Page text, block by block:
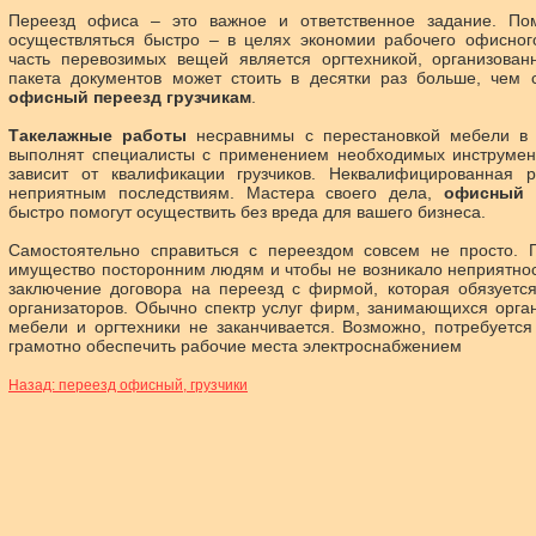
Переезд офиса – это важное и ответственное задание.
осуществляться быстро – в целях экономии рабочего
часть перевозимых вещей является оргтехникой,
пакета документов может стоить в десятки раз больше, чем
офисный переезд грузчикам
Такелажные работы несравнимы с перестановкой мебели
выполнят специалисты с применением необходимых
зависит от квалификации грузчиков.
неприятным последствиям. Мастера своего дела, офисный
быстро помогут осуществить без вреда для вашего бизнеса.
Самостоятельно справиться с переездом совсем не просто.
имущество посторонним людям и чтобы не возникало
заключение договора на переезд с фирмой, которая
организаторов. Обычно спектр услуг фирм, занимающихся
мебели и оргтехники не заканчивается. Возможно,
грамотно обеспечить рабочие места электроснабжением
Назад: переезд офисный, грузчики